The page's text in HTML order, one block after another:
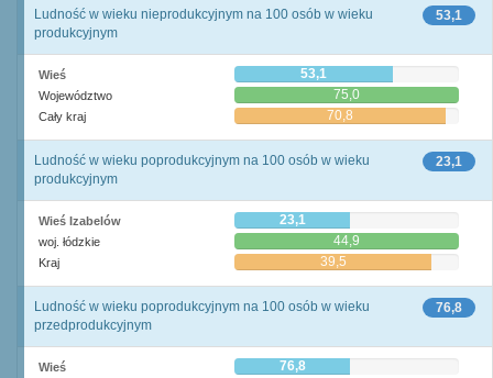
53,1
Ludność w wieku nieprodukcyjnym na 100 osób w wieku
produkcyjnym
Wieś 53,1
Województwo 75,0
Cały kraj 70,8
23,1
Ludność w wieku poprodukcyjnym na 100 osób w wieku
produkcyjnym
Wieś Izabelów 23,1
woj. łódzkie 44,9
Kraj 39,5
76,8
Ludność w wieku poprodukcyjnym na 100 osób w wieku
przedprodukcyjnym
Wieś 76,8